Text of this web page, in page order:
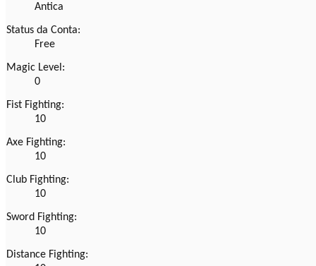
Antica
Status da Conta:
Free
Magic Level:
0
Fist Fighting:
10
Axe Fighting:
10
Club Fighting:
10
Sword Fighting:
10
Distance Fighting: